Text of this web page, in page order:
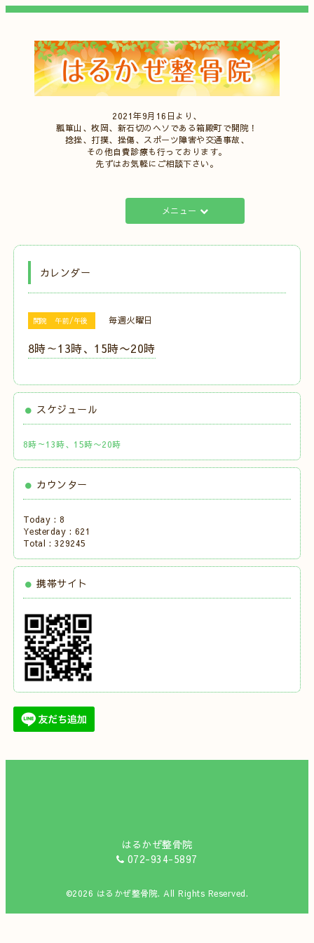
2021年9月16日より、
瓢箪山、枚岡、新石切のヘソである箱殿町で開院！
捻挫、打撲、挫傷、スポーツ障害や交通事故、
その他自費診療も行っております。
先ずはお気軽にご相談下さい。
メニュー
カレンダー
開院 午前/午後 毎週火曜日
8時～13時、15時〜20時
スケジュール
8時～13時、15時〜20時
カウンター
Today : 8
Yesterday : 621
Total : 329245
携帯サイト
はるかぜ整骨院
072-934-5897
©2026 はるかぜ整骨院. All Rights Reserved.